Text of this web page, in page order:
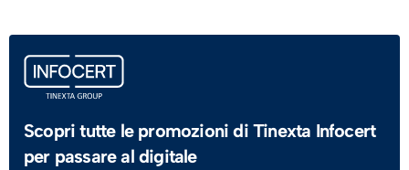
Scopri tutte le promozioni di Tinexta Infocert
per passare al digitale